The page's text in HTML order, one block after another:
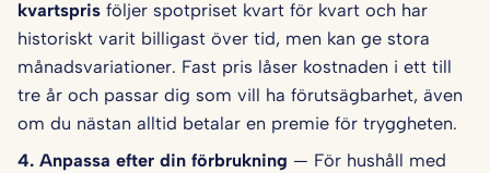
kvartspris följer spotpriset kvart för kvart och har
historiskt varit billigast över tid, men kan ge stora
månadsvariationer. Fast pris låser kostnaden i ett till
tre år och passar dig som vill ha förutsägbarhet, även
om du nästan alltid betalar en premie för tryggheten.
4. Anpassa efter din förbrukning — För hushåll med